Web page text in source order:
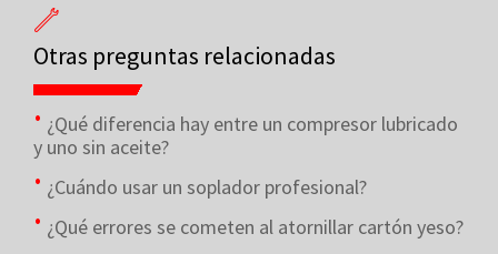
Otras preguntas relacionadas
¿Qué diferencia hay entre un compresor lubricado
y uno sin aceite?
¿Cuándo usar un soplador profesional?
¿Qué errores se cometen al atornillar cartón yeso?